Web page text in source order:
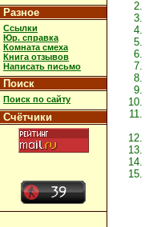
Разное
Ссылки
Юр. справка
Комната смеха
Книга отзывов
Написать письмо
Поиск
Поиск по сайту
Счётчики